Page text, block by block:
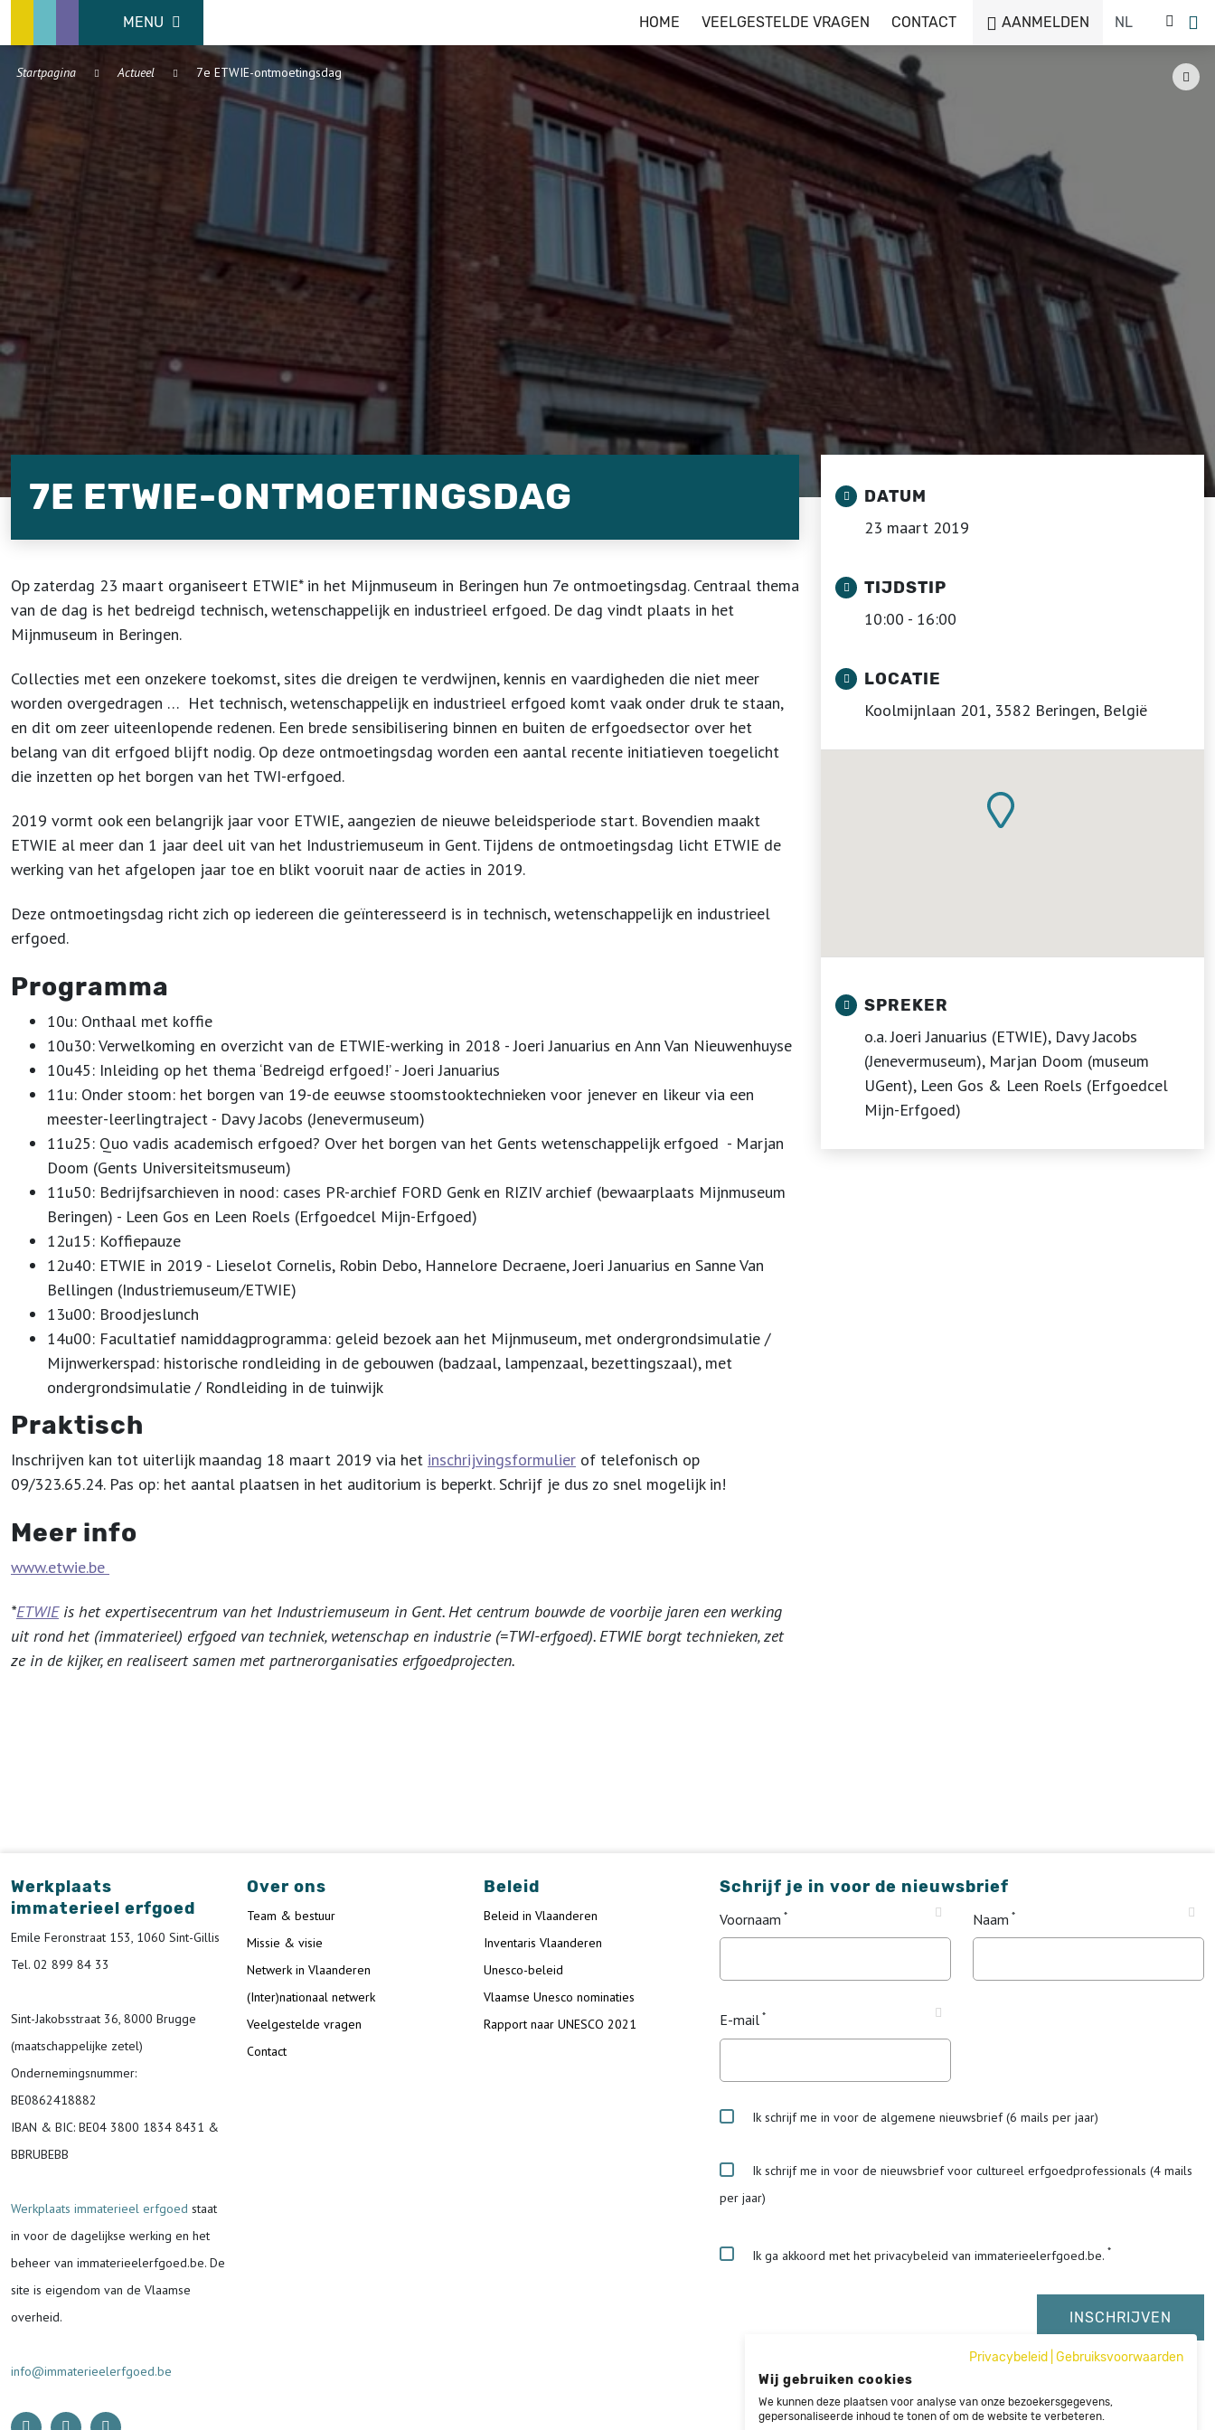
MENU HOME VEELGESTELDE VRAGEN CONTACT AANMELDEN
Startpagina Actueel 7e ETWIE-ontmoetingsdag
7E ETWIE-ONTMOETINGSDAG
Op zaterdag 23 maart organiseert ETWIE* in het Mijnmuseum in Beringen hun 7e ontmoetingsdag. Centraal thema
van de dag is het bedreigd technisch, wetenschappelijk en industrieel erfgoed. De dag vindt plaats in het
Mijnmuseum in Beringen.
Collecties met een onzekere toekomst, sites die dreigen te verdwijnen, kennis en vaardigheden die niet meer
worden overgedragen … Het technisch, wetenschappelijk en industrieel erfgoed komt vaak onder druk te staan,
en dit om zeer uiteenlopende redenen. Een brede sensibilisering binnen en buiten de erfgoedsector over het
belang van dit erfgoed blijft nodig. Op deze ontmoetingsdag worden een aantal recente initiatieven toegelicht
die inzetten op het borgen van het TWI-erfgoed.
2019 vormt ook een belangrijk jaar voor ETWIE, aangezien de nieuwe beleidsperiode start. Bovendien maakt
ETWIE al meer dan 1 jaar deel uit van het Industriemuseum in Gent. Tijdens de ontmoetingsdag licht ETWIE de
werking van het afgelopen jaar toe en blikt vooruit naar de acties in 2019.
Deze ontmoetingsdag richt zich op iedereen die geïnteresseerd is in technisch, wetenschappelijk en industrieel
erfgoed.
Programma
10u: Onthaal met koffie
10u30: Verwelkoming en overzicht van de ETWIE-werking in 2018 - Joeri Januarius en Ann Van Nieuwenhuyse
10u45: Inleiding op het thema ‘Bedreigd erfgoed!’ - Joeri Januarius
11u: Onder stoom: het borgen van 19-de eeuwse stoomstooktechnieken voor jenever en likeur via een
meester-leerlingtraject - Davy Jacobs (Jenevermuseum)
11u25: Quo vadis academisch erfgoed? Over het borgen van het Gents wetenschappelijk erfgoed - Marjan
Doom (Gents Universiteitsmuseum)
11u50: Bedrijfsarchieven in nood: cases PR-archief FORD Genk en RIZIV archief (bewaarplaats Mijnmuseum
Beringen) - Leen Gos en Leen Roels (Erfgoedcel Mijn-Erfgoed)
12u15: Koffiepauze
12u40: ETWIE in 2019 - Lieselot Cornelis, Robin Debo, Hannelore Decraene, Joeri Januarius en Sanne Van
Bellingen (Industriemuseum/ETWIE)
13u00: Broodjeslunch
14u00: Facultatief namiddagprogramma: geleid bezoek aan het Mijnmuseum, met ondergrondsimulatie /
Mijnwerkerspad: historische rondleiding in de gebouwen (badzaal, lampenzaal, bezettingszaal), met
ondergrondsimulatie / Rondleiding in de tuinwijk
Praktisch
Inschrijven kan tot uiterlijk maandag 18 maart 2019 via het inschrijvingsformulier of telefonisch op
09/323.65.24. Pas op: het aantal plaatsen in het auditorium is beperkt. Schrijf je dus zo snel mogelijk in!
Meer info
www.etwie.be
*ETWIEis het expertisecentrum van het Industriemuseum in Gent. Het centrum bouwde de voorbije jaren een werking
uit rond het (immaterieel) erfgoed van techniek, wetenschap en industrie (=TWI-erfgoed). ETWIE borgt technieken, zet
ze in de kijker, en realiseert samen met partnerorganisaties erfgoedprojecten.
DATUM
23 maart 2019
TIJDSTIP
10:00 - 16:00
LOCATIE
Koolmijnlaan 201, 3582 Beringen, België
SPREKER
o.a. Joeri Januarius (ETWIE), Davy Jacobs
(Jenevermuseum), Marjan Doom (museum
UGent), Leen Gos & Leen Roels (Erfgoedcel
Mijn-Erfgoed)
Werkplaats
immaterieel erfgoed
Emile Feronstraat 153, 1060 Sint-Gillis
Tel. 02 899 84 33
Sint-Jakobsstraat 36, 8000 Brugge
(maatschappelijke zetel)
Ondernemingsnummer:
BE0862418882
IBAN & BIC: BE04 3800 1834 8431 &
BBRUBEBB
Werkplaats immaterieel erfgoed staat
in voor de dagelijkse werking en het
beheer van immaterieelerfgoed.be. De
site is eigendom van de Vlaamse
overheid.
info@immaterieelerfgoed.be
Over ons
Team & bestuur
Missie & visie
Netwerk in Vlaanderen
(Inter)nationaal netwerk
Veelgestelde vragen
Contact
Beleid
Beleid in Vlaanderen
Inventaris Vlaanderen
Unesco-beleid
Vlaamse Unesco nominaties
Rapport naar UNESCO 2021
Schrijf je in voor de nieuwsbrief
Voornaam Naam
E-mail
Ik schrijf me in voor de algemene nieuwsbrief (6 mails per jaar)
Ik schrijf me in voor de nieuwsbrief voor cultureel erfgoedprofessionals (4 mails
per jaar)
Ik ga akkoord met het privacybeleid van immaterieelerfgoed.be.
Privacybeleid
Gebruiksvoorwaarden
Wij gebruiken cookies
We kunnen deze plaatsen voor analyse van onze bezoekersgegevens,
gepersonaliseerde inhoud te tonen of om de website te verbeteren.